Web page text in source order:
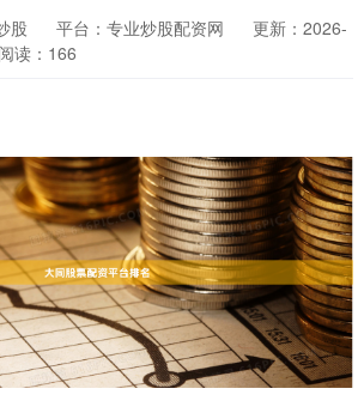
股 平台：专业炒股配资网
更新：2026-
阅读：166